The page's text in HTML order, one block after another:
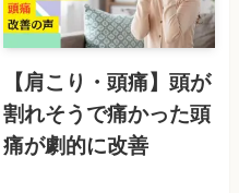
【肩こり・頭痛】頭が
割れそうで痛かった頭
痛が劇的に改善